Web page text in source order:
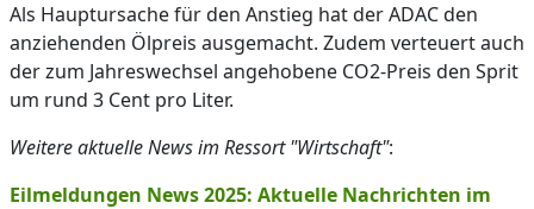
Als Hauptursache für den Anstieg hat der ADAC den
anziehenden Ölpreis ausgemacht. Zudem verteuert auch
der zum Jahreswechsel angehobene CO2-Preis den Sprit
um rund 3 Cent pro Liter.
Weitere aktuelle News im Ressort "Wirtschaft":
Eilmeldungen News 2025: Aktuelle Nachrichten im